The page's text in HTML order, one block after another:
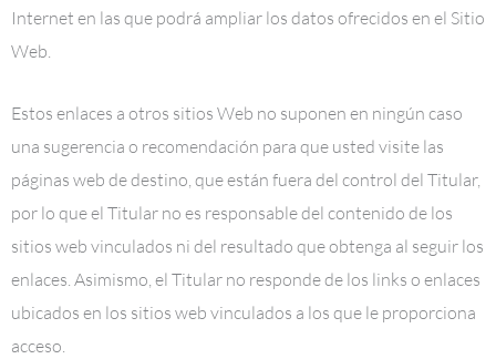
Internet en las que podrá ampliar los datos ofrecidos en el Sitio
Web.
Estos enlaces a otros sitios Web no suponen en ningún caso
una sugerencia o recomendación para que usted visite las
páginas web de destino, que están fuera del control del Titular,
por lo que el Titular no es responsable del contenido de los
sitios web vinculados ni del resultado que obtenga al seguir los
enlaces. Asimismo, el Titular no responde de los links o enlaces
ubicados en los sitios web vinculados a los que le proporciona
acceso.